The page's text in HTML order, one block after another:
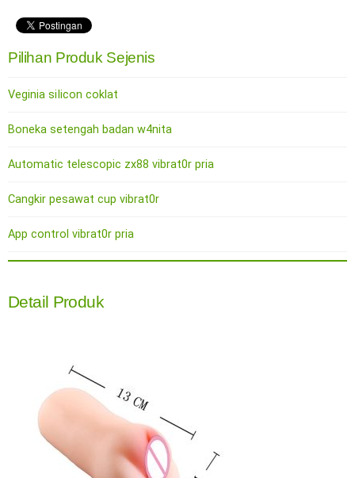
Pilihan Produk Sejenis
Veginia siIicon coklat
Boneka setengah badan w4nita
Automatic telescopic zx88 vibrat0r pria
Cangkir pesawat cup vibrat0r
App control vibrat0r pria
Detail Produk